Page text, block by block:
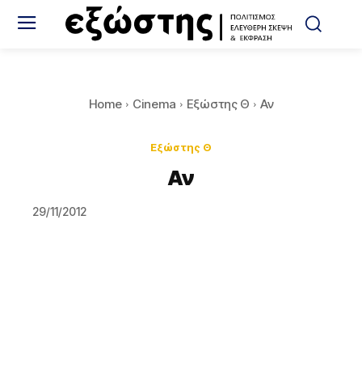
Home Cinema Εξώστης Θ Αν
Εξώστης Θ
Αν
29/11/2012